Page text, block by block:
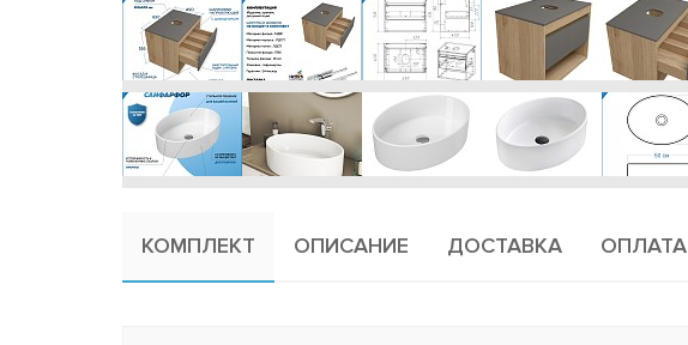
КОМПЛЕКТ ОПИСАНИЕ ДОСТАВКА ОПЛАТА